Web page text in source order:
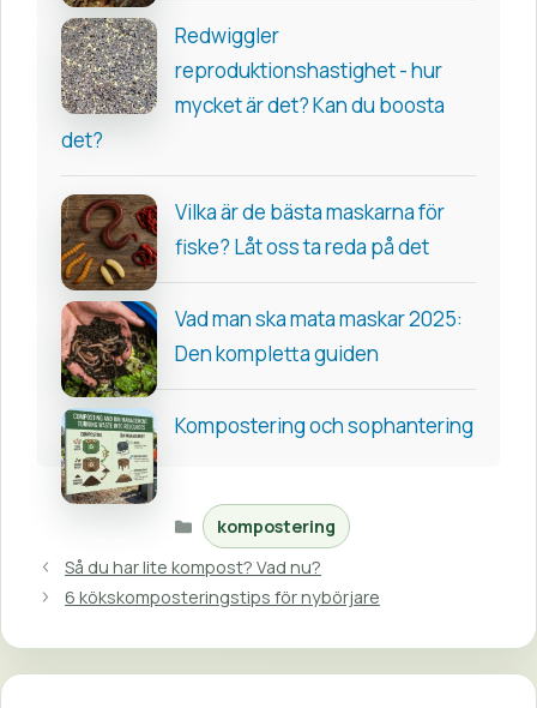
Redwiggler
reproduktionshastighet - hur
mycket är det? Kan du boosta
det?
Vilka är de bästa maskarna för
fiske? Låt oss ta reda på det
Vad man ska mata maskar 2025:
Den kompletta guiden
Kompostering och sophantering
Kategorier
kompostering
Så du har lite kompost? Vad nu?
6 kökskomposteringstips för nybörjare